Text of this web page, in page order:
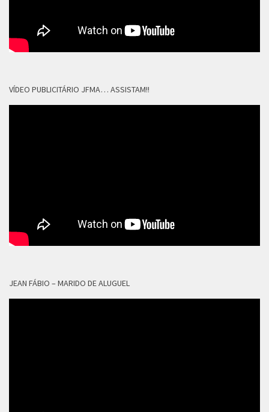
VÍDEO PUBLICITÁRIO JFMA… ASSISTAM!!
JEAN FÁBIO – MARIDO DE ALUGUEL